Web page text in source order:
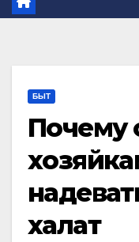
БЫТ
Почему
халат